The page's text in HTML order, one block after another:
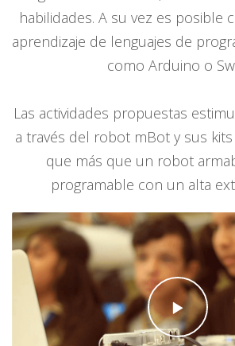
habilidades. A su vez es posible
aprendizaje de lenguajes de
como Arduino o
Las actividades propuestas
a través del robot mBot y sus
que más que un robot
programable con un alta